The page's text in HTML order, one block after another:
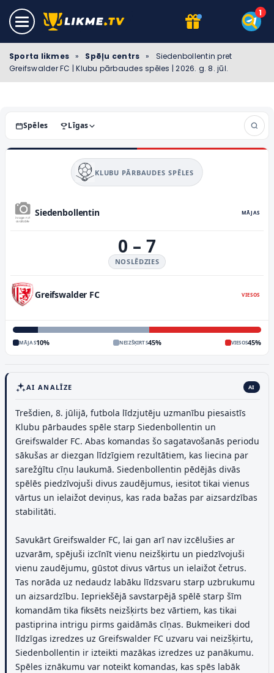
Sporta likmes » Spēļu centrs »
Siedenbollentin pret
Greifswalder FC | Klubu pārbaudes spēles | 2026. g. 8. jūl.
Spēles Līgas
KLUBU PĀRBAUDES SPĒLES
Siedenbollentin MĀJAS
0 – 7
NOSLĒDZIES
Greifswalder FC VIESOS
MĀJAS10% NEIZŠĶIRTS45% VIESOS45%
AI ANALĪZE AI
Trešdien, 8. jūlijā, futbola līdzjutēju uzmanību piesaistīs
Klubu pārbaudes spēle starp Siedenbollentin un
Greifswalder FC. Abas komandas šo sagatavošanās periodu
sākušas ar diezgan līdzīgiem rezultātiem, kas liecina par
sarežģītu cīņu laukumā. Siedenbollentin pēdējās divās
spēlēs piedzīvojuši divus zaudējumus, iesitot tikai vienus
vārtus un ielaižot deviņus, kas rada bažas par aizsardzības
stabilitāti.
Savukārt Greifswalder FC, lai gan arī nav izcēlušies ar
uzvarām, spējuši izcīnīt vienu neizšķirtu un piedzīvojuši
vienu zaudējumu, gūstot divus vārtus un ielaižot četrus.
Tas norāda uz nedaudz labāku līdzsvaru starp uzbrukumu
un aizsardzību. Iepriekšējā savstarpējā spēlē starp šīm
komandām tika fiksēts neizšķirts bez vārtiem, kas tikai
pastiprina intrigu pirms gaidāmās cīņas. Bukmeikeri dod
līdzīgas izredzes uz Greifswalder FC uzvaru vai neizšķirtu,
Siedenbollentin ir izteikti mazākas izredzes uz panākumu.
Spēles iznākumu var noteikt komandas, kas spēs labāk